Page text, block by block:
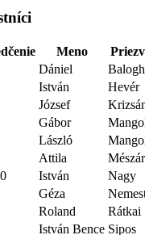
Meno
Dániel
Balogh
István
Hevér
József
Gábor
László
Attila
István
Nagy
Géza
Roland
Rátkai
István Bence Sipos